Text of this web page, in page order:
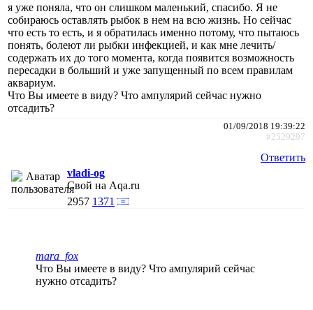
я уже поняла, что он слишком маленький, спасибо. Я не
собираюсь оставлять рыбок в нем на всю жизнь. Но сейчас
что есть то есть, и я обратилась именно потому, что пытаюсь
понять, болеют ли рыбки инфекцией, и как мне лечить/
содержать их до того момента, когда появится возможность
пересадки в больший и уже запущенный по всем правилам
аквариум.
Что Вы имеете в виду? Что ампулярий сейчас нужно
отсадить?
01/09/2018 19:39:22
#2529297
Ответить
vladi-og
Свой на Aqa.ru
2957 1371
mara_fox
Что Вы имеете в виду? Что ампулярий сейчас
нужно отсадить?